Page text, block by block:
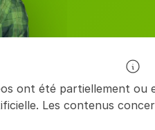
ont été partiellement ou
Les contenus